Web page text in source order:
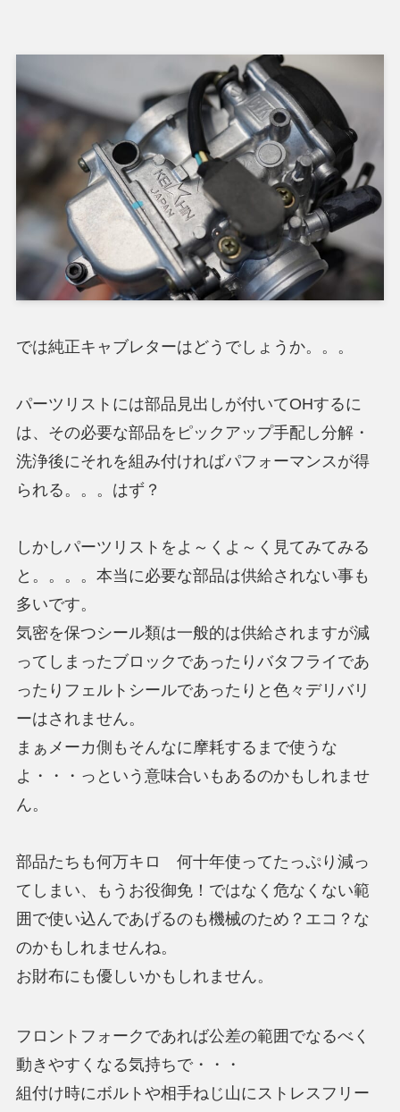
では純正キャブレターはどうでしょうか。。。
パーツリストには部品見出しが付いてOHするに
は、その必要な部品をピックアップ手配し分解・
洗浄後にそれを組み付ければパフォーマンスが得
られる。。。はず？
しかしパーツリストをよ～くよ～く見てみてみる
と。。。。本当に必要な部品は供給されない事も
多いです。
気密を保つシール類は一般的は供給されますが減
ってしまったブロックであったりバタフライであ
ったりフェルトシールであったりと色々デリバリ
ーはされません。
まぁメーカ側もそんなに摩耗するまで使うな
よ・・・っという意味合いもあるのかもしれませ
ん。
部品たちも何万キロ 何十年使ってたっぷり減っ
てしまい、もうお役御免！ではなく危なくない範
囲で使い込んであげるのも機械のため？エコ？な
のかもしれませんね。
お財布にも優しいかもしれません。
フロントフォークであれば公差の範囲でなるべく
動きやすくなる気持ちで・・・
組付け時にボルトや相手ねじ山にストレスフリー